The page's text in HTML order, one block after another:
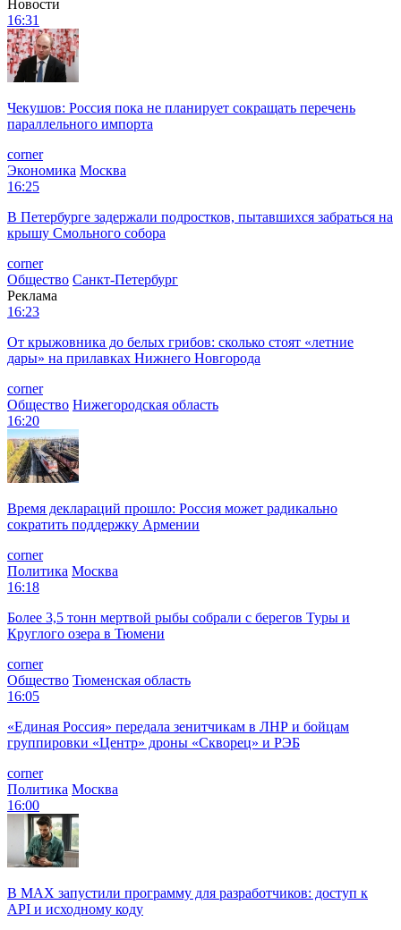
Новости
16:31
Чекушов: Россия пока не планирует сокращать перечень
параллельного импорта
corner
Экономика Москва
16:25
В Петербурге задержали подростков, пытавшихся забраться на
крышу Смольного собора
corner
Общество Санкт-Петербург
Реклама
16:23
От крыжовника до белых грибов: сколько стоят «летние
дары» на прилавках Нижнего Новгорода
corner
Общество Нижегородская область
16:20
Время деклараций прошло: Россия может радикально
сократить поддержку Армении
corner
Политика Москва
16:18
Более 3,5 тонн мертвой рыбы собрали с берегов Туры и
Круглого озера в Тюмени
corner
Общество Тюменская область
16:05
«Единая Россия» передала зенитчикам в ЛНР и бойцам
группировки «Центр» дроны «Скворец» и РЭБ
corner
Политика Москва
16:00
В MAX запустили программу для разработчиков: доступ к
API и исходному коду